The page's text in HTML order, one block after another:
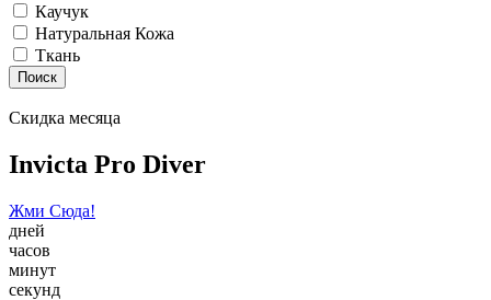
Каучук
Натуральная Кожа
Ткань
Поиск
Скидка месяца
Invicta Pro Diver
Жми Сюда!
дней
часов
минут
секунд